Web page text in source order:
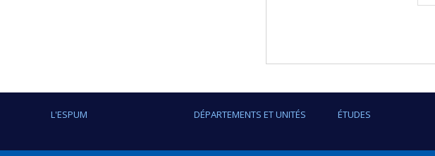
L'ESPUM DÉPARTEMENTS ET UNITÉS ÉTUDES